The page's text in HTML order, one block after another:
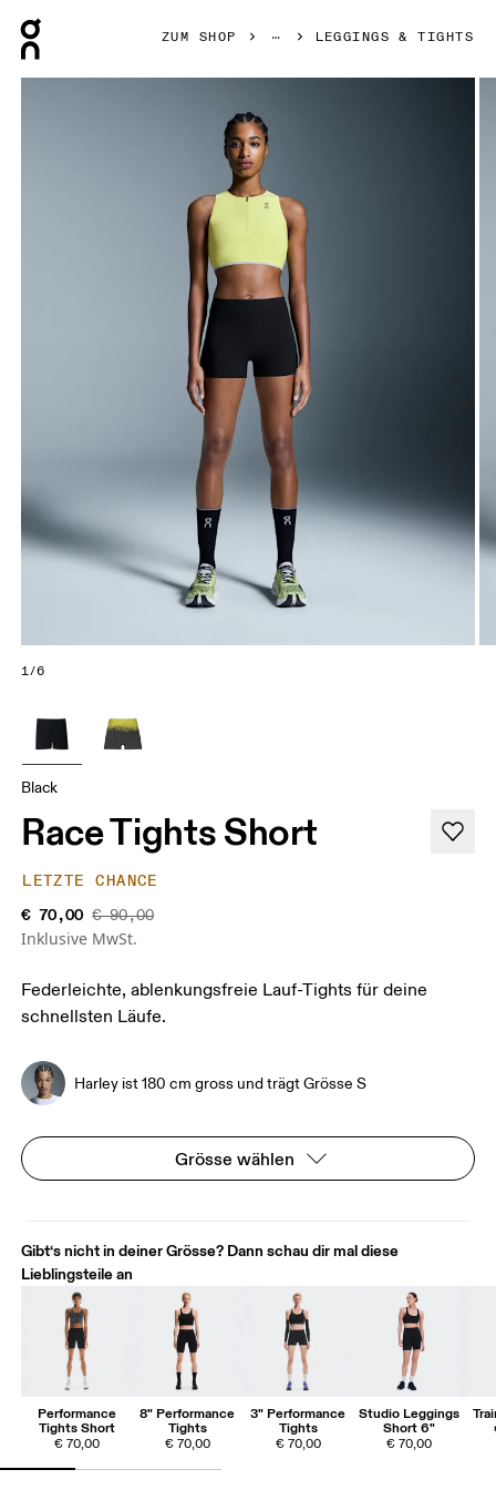
ZUM SHOP LEGGINGS & TIGHTS
1/6
Black
Race Tights Short
LETZTE CHANCE
€ 70,00 € 90,00
Inklusive MwSt.
Federleichte, ablenkungsfreie Lauf-Tights für deine
schnellsten Läufe.
Harley ist 180 cm gross und trägt Grösse S
Grösse wählen
Gibt‘s nicht in deiner Grösse? Dann schau dir mal diese
Lieblingsteile an
Performance
Tights Short
€ 70,00
8" Performance
Tights
€ 70,00
3" Performance
Tights
€ 70,00
Studio Leggings
Short 6"
€ 70,00